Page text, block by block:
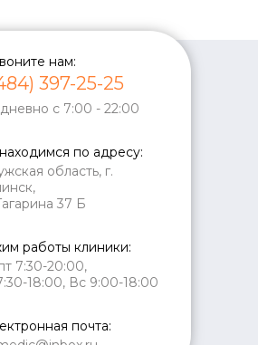
нам:
397-25-25
с 7:00 - 22:00
по адресу:
область, г.
37 Б
работы клиники:
7:30-20:00,
18:00, Вс 9:00-18:00
почта: